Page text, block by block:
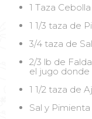
1 Taza
1 1/3 taza de
3/4 taza de
2/3 lb de
el jugo donde
1 1/2 taza de
Sal y